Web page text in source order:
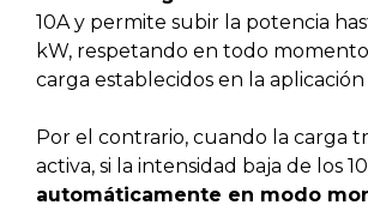
10A y permite subir la potencia
kW, respetando en todo
carga establecidos en la aplicación
Por el contrario, cuando la carga
activa, si la intensidad baja de los
automáticamente en modo